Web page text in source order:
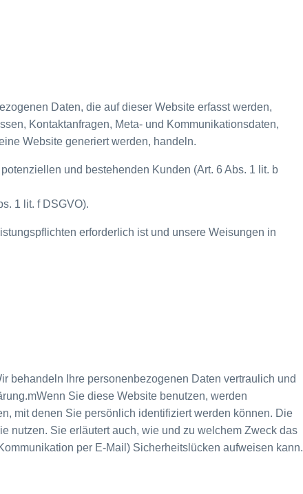
Daten, die auf dieser Website erfasst werden,
Kontaktanfragen, Meta- und Kommunikationsdaten,
Website generiert werden, handeln.
und bestehenden Kunden (Art. 6 Abs. 1 lit. b
1 lit. f DSGVO).
erforderlich ist und unsere Weisungen in
behandeln Ihre personenbezogenen Daten vertraulich und
Sie diese Website benutzen, werden
mit denen Sie persönlich identifiziert werden können. Die
nutzen. Sie erläutert auch, wie und zu welchem Zweck das
per E-Mail) Sicherheitslücken aufweisen kann.